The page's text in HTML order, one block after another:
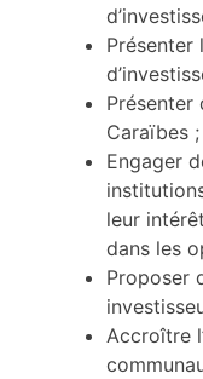
Présenter
Caraïbes ;
Engager
leur
dans les
Proposer
Accroître